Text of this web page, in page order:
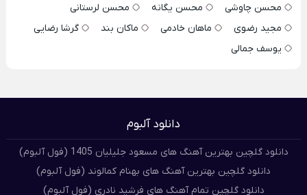
محسن چاوشی
محسن یگانه
محسن لرستانی
مجید رضوی
ماهان خادمی ماکان بند
گرشا رضایی
یوسف جمالی
دانلود آلبوم
دانلود گلچین بهترین آهنگ های مسعود جلیلیان 1405 (فول آلبوم)
دانلود گلچین بهترین آهنگ های بهنام کمالوند (فول آلبوم)
دانلود گلچین تمام آهنگ های فرشید نادری (فول آلبوم)